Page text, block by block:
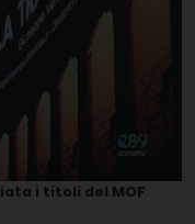
i titoli del MOF